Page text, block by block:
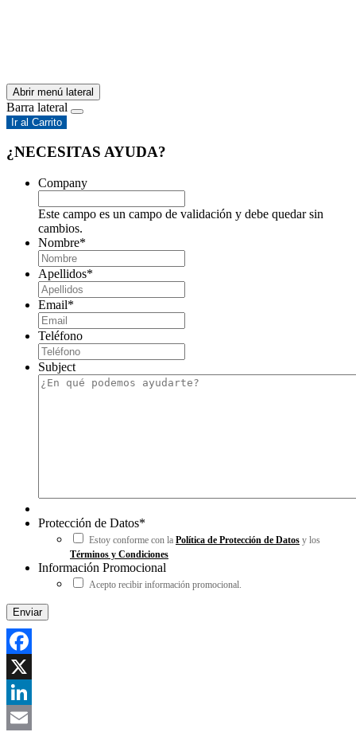
Abrir menú lateral
Barra lateral
Ir al Carrito
¿NECESITAS AYUDA?
Company
Este campo es un campo de validación y debe quedar sin
cambios.
Nombre*
Apellidos*
Email*
Teléfono
Subject
Protección de Datos*
Estoy conforme con la Política de Protección de Datos y los
Términos y Condiciones
Información Promocional
Acepto recibir información promocional.
Facebook
X
LinkedIn